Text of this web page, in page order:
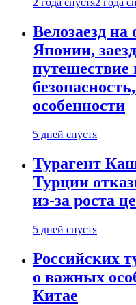
2 года спустя2 года
Велозаезд на
Японии,
путешествие
особенности
5 дней спустя
Турагент
Турции
из-за роста
5 дней спустя
Российских
о важных
Китае